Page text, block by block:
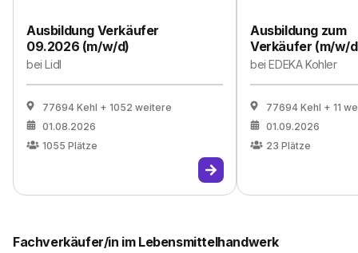
Ausbildung Verkäufer
09.2026 (m/w/d)
beiLidl
77694 Kehl + 1052 weitere
01.08.2026
1055 Plätze
Ausbildung zum
Verkäufer (m/w/
beiEDEKA Kohler
77694 Kehl + 11
01.09.2026
23 Plätze
Fachverkäufer/in im Lebensmittelhandwerk